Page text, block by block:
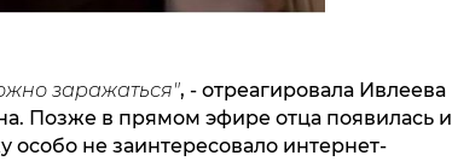
заражаться", - отреагировала Ивлеева
Позже в прямом эфире отца появилась и
особо не заинтересовало интернет-